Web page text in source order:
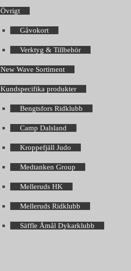
Övrigt
Gåvokort
Verktyg & Tillbehör
New Wave Sortiment
Kundspecifika produkter
Bengtsfors Ridklubb
Camp Dalsland
Kroppefjäll Judo
Medtanken Group
Melleruds HK
Melleruds Ridklubb
Säffle Åmål Dykarklubb